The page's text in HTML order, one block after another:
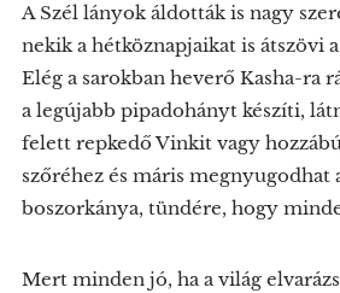
A Szél lányok áldották is nagy
nekik a hétköznapjaikat is átszövi
Elég a sarokban heverő Kasha-ra
a legújabb pipadohányt készíti,
felett repkedő Vinkit vagy
szőréhez és máris megnyugodhat
boszorkánya, tündére, hogy
Mert minden jó, ha a világ